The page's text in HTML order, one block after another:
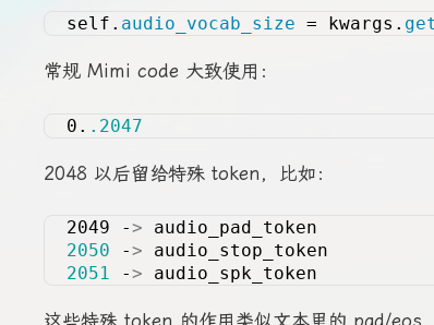
self. audio_vocab_size = kwargs. get
常规 Mimi code 大致使用：
0. .2047
2048 以后留给特殊 token，比如：
2049 -> audio_pad_token
2050 -> audio_stop_token
2051 -> audio_spk_token